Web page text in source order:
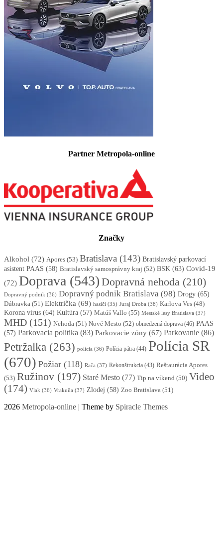
Partner Metropola-online
Značky
Alkohol (72) Apores (53) Bratislava (143) Bratislavský parkovací
asistent PAAS (58) Bratislavský samosprávny kraj (52) BSK (63) Covid-19
(72) Doprava (543) Dopravná nehoda (210)
Dopravný podnik (36) Dopravný podnik Bratislava (98) Drogy (65)
Dúbravka (51) Električka (69) hasiči (35) Juraj Droba (38) Karlova Ves (48)
Korona vírus (64) Kultúra (57) Matúš Vallo (55) Mestské lesy Bratislava (37)
MHD (151) Nehoda (51) Nové Mesto (52) obmedzená doprava (46) PAAS
(57) Parkovacia politika (83) Parkovacie zóny (67) Parkovanie (86)
Petržalka (263) polícia (36) Polícia pátra (44) Polícia SR
(670) Požiar (118) Rača (37) Rekonštrukcia (43) Reštaurácia Apores
(53) Ružinov (197) Staré Mesto (77) Tip na víkend (50) Video
(174) Vlak (36) Vrakuňa (37) Zlodej (58) Zoo Bratislava (51)
2026 Metropola-online | Theme by Spiracle Themes